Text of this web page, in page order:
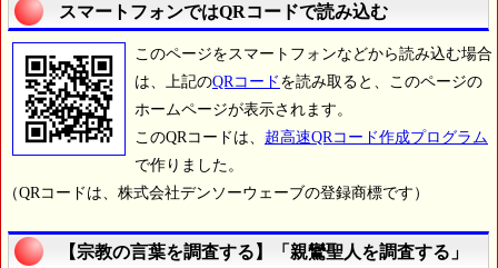
スマートフォンではQRコードで読み込む
このページをスマートフォンなどから読み込む場合
は、上記のQRコード を読み取ると、このページの
ホームページが表示されます。
このQRコードは、 超高速QRコード作成プログラム
で作りました。
（QRコードは、株式会社デンソーウェーブの登録商標です）
【宗教の言葉を調査する】「親鸞聖人を調査する」